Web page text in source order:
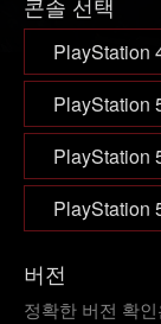
PlayStation
PlayStation
PlayStation
PlayStation
버전
정확한 버전 확